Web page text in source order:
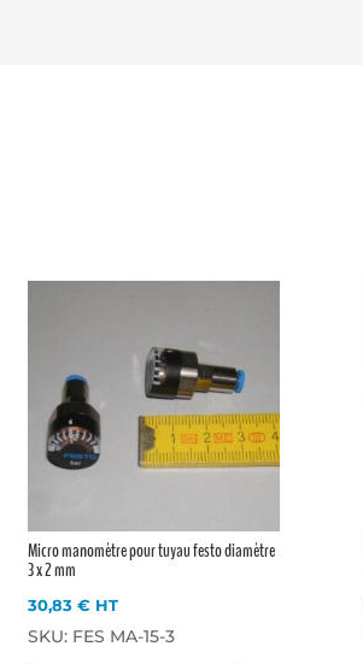
Micro manomètre pour tuyau festo diamètre
3 x 2 mm
30,83€ HT
SKU: FES MA-15-3